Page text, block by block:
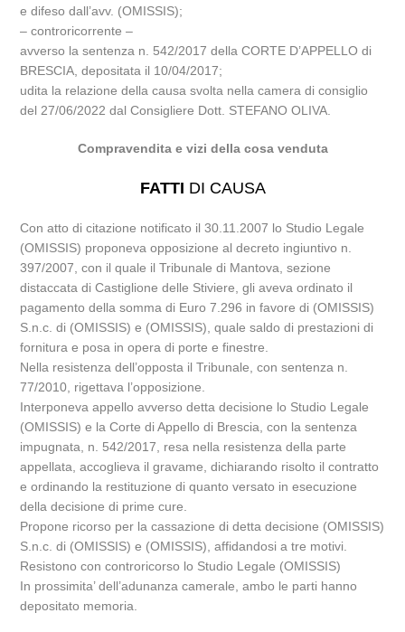
e difeso dall’avv. (OMISSIS);
– controricorrente –
avverso la sentenza n. 542/2017 della CORTE D’APPELLO di
BRESCIA, depositata il 10/04/2017;
udita la relazione della causa svolta nella camera di consiglio
del 27/06/2022 dal Consigliere Dott. STEFANO OLIVA.
Compravendita e vizi della cosa venduta
FATTI DI CAUSA
Con atto di citazione notificato il 30.11.2007 lo Studio Legale
(OMISSIS) proponeva opposizione al decreto ingiuntivo n.
397/2007, con il quale il Tribunale di Mantova, sezione
distaccata di Castiglione delle Stiviere, gli aveva ordinato il
pagamento della somma di Euro 7.296 in favore di (OMISSIS)
S.n.c. di (OMISSIS) e (OMISSIS), quale saldo di prestazioni di
fornitura e posa in opera di porte e finestre.
Nella resistenza dell’opposta il Tribunale, con sentenza n.
77/2010, rigettava l’opposizione.
Interponeva appello avverso detta decisione lo Studio Legale
(OMISSIS) e la Corte di Appello di Brescia, con la sentenza
impugnata, n. 542/2017, resa nella resistenza della parte
appellata, accoglieva il gravame, dichiarando risolto il contratto
e ordinando la restituzione di quanto versato in esecuzione
della decisione di prime cure.
Propone ricorso per la cassazione di detta decisione (OMISSIS)
S.n.c. di (OMISSIS) e (OMISSIS), affidandosi a tre motivi.
Resistono con controricorso lo Studio Legale (OMISSIS)
In prossimita’ dell’adunanza camerale, ambo le parti hanno
depositato memoria.